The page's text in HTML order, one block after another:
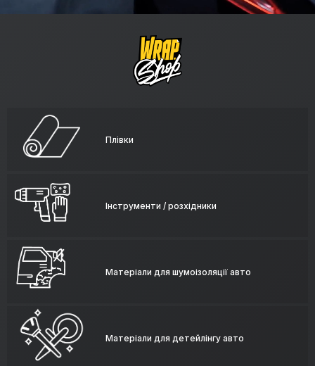
Плівки
Інструменти / розхідники
Матеріали для шумоізоляції авто
Матеріали для детейлінгу авто